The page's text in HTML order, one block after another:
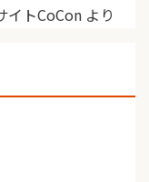
イトCoCon より